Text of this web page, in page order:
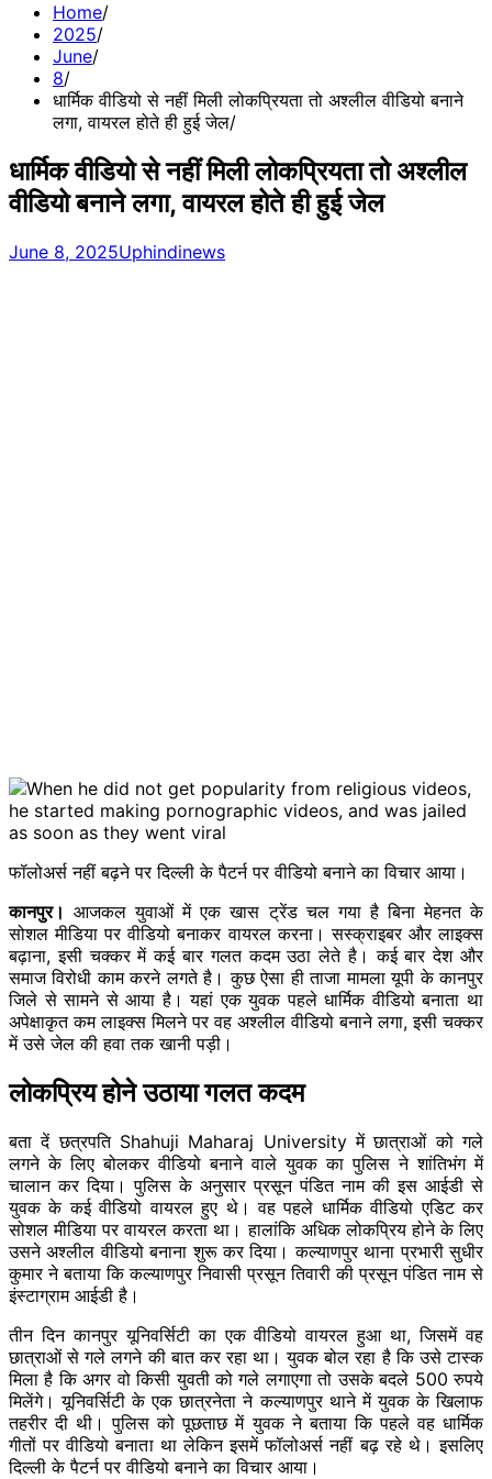
Home
2025
June
8
धार्मिक वीडियो से नहीं मिली लोक​प्रियता तो अश्लील वीडियो बनाने
लगा, वायरल होते ही हुई जेल
धार्मिक वीडियो से नहीं मिली लोक​प्रियता तो अश्लील
वीडियो बनाने लगा, वायरल होते ही हुई जेल
June 8, 2025Uphindinews
फॉलोअर्स नहीं बढ़ने पर दिल्ली के पैटर्न पर वीडियो बनाने का विचार आया।
कानपुर। आजकल युवाओं में एक खास ट्रेंड चल गया है बिना मेहनत के
सोशल मीडिया पर ​वीडियो बनाकर वायरल करना। सस्क्राइबर और लाइक्स
बढ़ाना, इसी चक्कर में कई बार गलत कदम उठा लेते है। कई बार देश और
समाज विरोधी काम करने लगते है। कुछ ऐसा ही ताजा मामला यूपी के कानपुर
जिले से सामने से आया है। यहां एक युवक पहले धार्मिक वीडियो बनाता था
अपेक्षाकृत कम लाइक्स​ मिलने पर वह अश्लील वीडियो बनाने लगा, इसी चक्कर
में उसे जेल की हवा तक खानी पड़ी।
लोकप्रिय होने उठाया गलत कदम
बता दें छत्रपति Shahuji Maharaj University में छात्राओं को गले
लगने के लिए बोलकर वीडियो बनाने वाले युवक का पुलिस ने शांतिभंग में
चालान कर दिया। पुलिस के अनुसार प्रसून पंडित नाम की इस आईडी से
युवक के कई वीडियो वायरल हुए थे। वह पहले धार्मिक वीडियो एडिट कर
सोशल मीडिया पर वायरल करता था। हालांकि अधिक लोकप्रिय होने के लिए
उसने अश्लील वीडियो बनाना शुरू कर दिया। कल्याणपुर थाना प्रभारी सुधीर
कुमार ने बताया कि कल्याणपुर निवासी प्रसून तिवारी की प्रसून पंडित नाम से
इंस्टाग्राम आईडी है।
तीन दिन कानपुर यूनिवर्सिटी का एक वीडियो वायरल हुआ था, जिसमें वह
छात्राओं से गले लगने की बात कर रहा था। युवक बोल रहा है कि उसे टास्क
मिला है कि अगर वो किसी युवती को गले लगाएगा तो उसके बदले 500 रुपये
मिलेंगे। यूनिवर्सिटी के एक छात्रनेता ने कल्याणपुर थाने में युवक के खिलाफ
तहरीर दी थी। पुलिस को पूछताछ में युवक ने बताया कि पहले वह धार्मिक
गीतों पर वीडियो बनाता था लेकिन इसमें फॉलोअर्स नहीं बढ़ रहे थे। इसलिए
दिल्ली के पैटर्न पर वीडियो बनाने का विचार आया।